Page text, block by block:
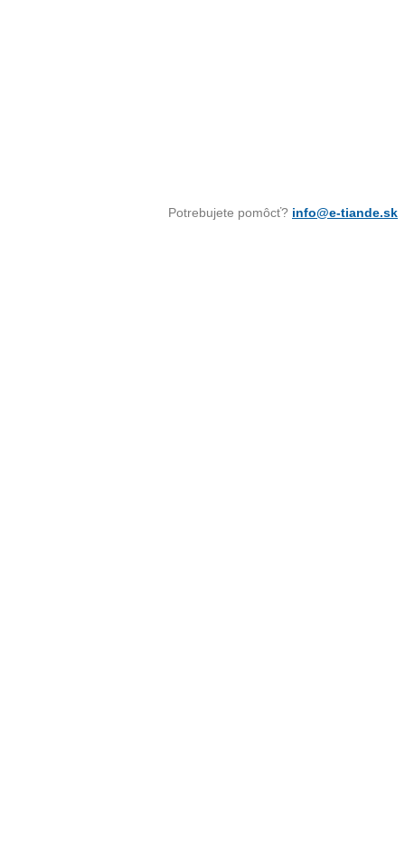
Potrebujete pomôcť? info@e-tiande.sk